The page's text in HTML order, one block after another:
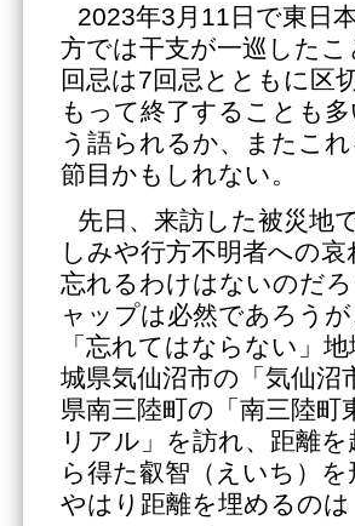
2023年3月11日で東日
方では干支が一巡した
回忌は7回忌とともに区
もって終了することも
う語られるか、またこ
節目かもしれない。
先日、来訪した被災地
しみや行方不明者への
忘れるわけはないのだ
ャップは必然であろう
「忘れてはならない」
城県気仙沼市の「気仙沼
県南三陸町の「南三陸町
リアル」を訪れ、距離
ら得た叡智（えいち）
やはり距離を埋めるの